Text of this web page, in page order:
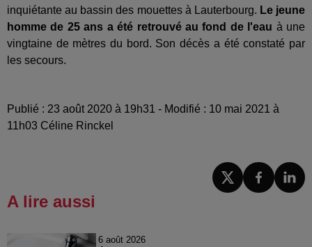
inquiétante au bassin des mouettes à Lauterbourg. Le jeune
homme de 25 ans a été retrouvé au fond de l'eau à une
vingtaine de mètres du bord. Son décès a été constaté par
les secours.
Publié : 23 août 2020 à 19h31 - Modifié : 10 mai 2021 à
11h03 Céline Rinckel
A lire aussi
6 août 2026